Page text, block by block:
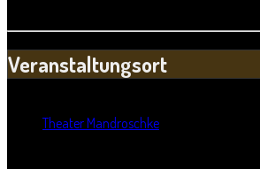
Veranstaltungsort
Theater Mandroschke